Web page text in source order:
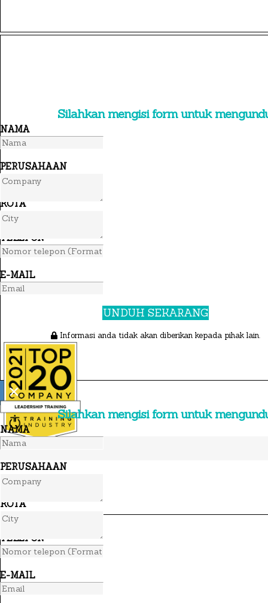
Silahkan mengisi form untuk
NAMA
PERUSAHAAN
KOTA
TELEPON
E-MAIL
UNDUH SEKARANG
Informasi anda tidak akan diberikan kepada pihak lain.
×
Silahkan mengisi form untuk
NAMA
PERUSAHAAN
KOTA
TELEPON
E-MAIL